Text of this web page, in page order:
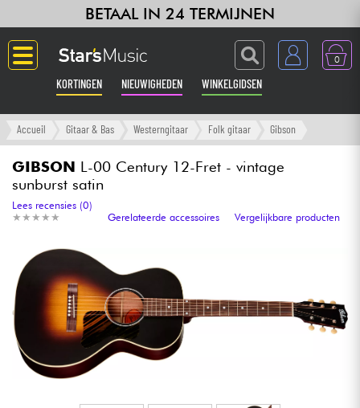
BETAAL IN 24 TERMIJNEN
0
KORTINGEN NIEUWIGHEDEN WINKELGIDSEN
Langue
Gitaar & Bas
Versterker & Effecten
Toetsenbord & Piano
Synths & samplers
Home-studio
Hoofdtelefoon
Accueil Gitaar & Bas Westerngitaar Folk gitaar Gibson
GIBSON L-00 Century 12-Fret - vintage
sunburst satin
★ ★ ★ ★ ★
★ ★ ★ ★ ★
Lees recensies (0)
Gerelateerde accessoires
Vergelijkbare producten